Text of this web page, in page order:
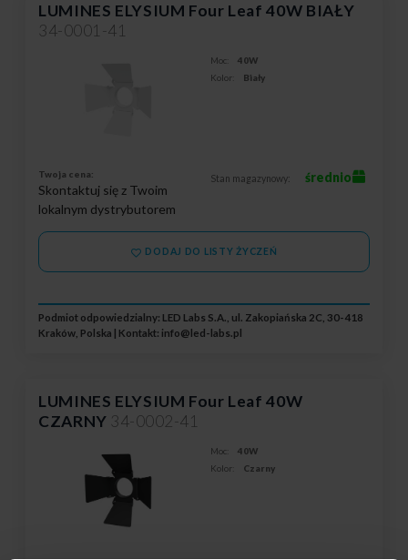
LUMINES ELYSIUM Four Leaf 40W BIAŁY
34-0001-41
Moc:
40W
Kolor:
Biały
Twoja cena:
Skontaktuj się z Twoim
lokalnym dystrybutorem
Stan magazynowy: średnio
DODAJ DO LISTY ŻYCZEŃ
Podmiot odpowiedzialny: LED Labs S.A., ul. Zakopiańska 2C, 30-418
Kraków, Polska | Kontakt: info@led-labs.pl
LUMINES ELYSIUM Four Leaf 40W
CZARNY 34-0002-41
Moc:
40W
Kolor:
Czarny